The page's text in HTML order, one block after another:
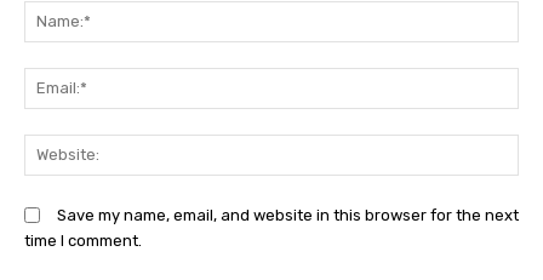
Save my name, email, and website in this browser for the next
time I comment.